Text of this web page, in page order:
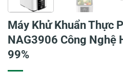
Máy Khử Khuẩn Thực
NAG3906 Công Nghệ
99%